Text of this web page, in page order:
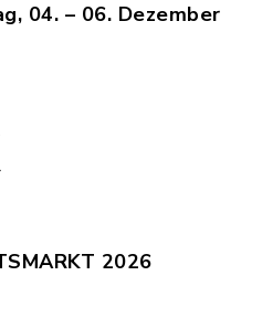
04. – 06. Dezember
2026